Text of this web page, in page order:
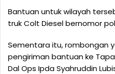
Bantuan untuk wilayah
truk Colt Diesel bernomor
Sementara itu, rombongan
pengiriman bantuan ke
Dal Ops Ipda Syahruddin